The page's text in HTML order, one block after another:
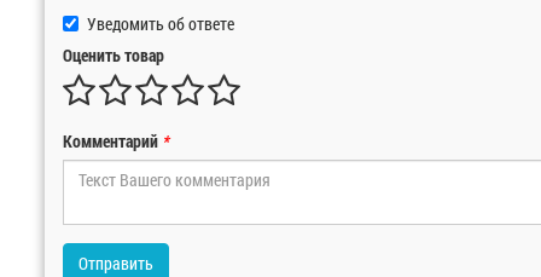
Уведомить об ответе
Оценить товар
Комментарий *
Отправить